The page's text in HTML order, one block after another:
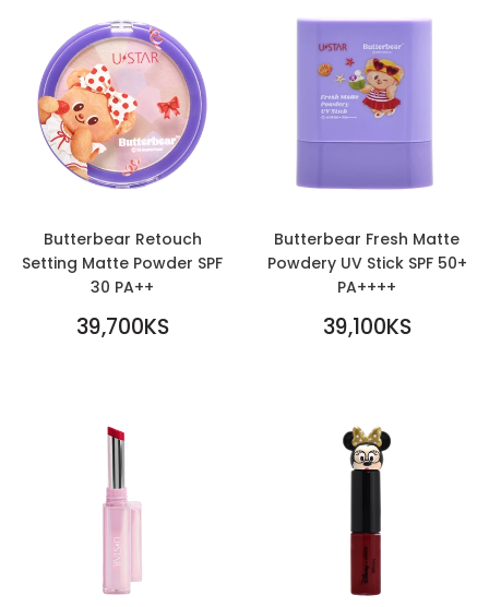
Butterbear Retouch
Setting Matte Powder SPF
30 PA++
REGULAR
39,700KS
Butterbear Fresh Matte
Powdery UV Stick SPF 50+
PA++++
REGULAR
39,100KS